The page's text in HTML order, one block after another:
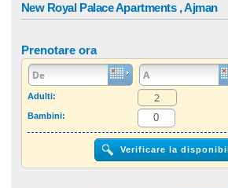
Offerta last minute + Offerta
Altro paese
New Royal Palace Apartments , Ajman
Prenotare ora
Adulti:
Bambini: